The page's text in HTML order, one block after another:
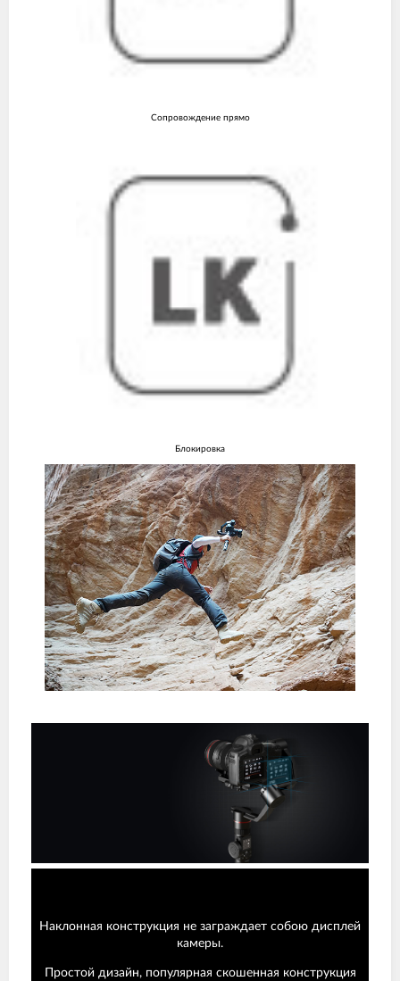
Сопровождение прямо
Блокировка
Наклонная конструкция не заграждает собою дисплей
камеры.
Простой дизайн, популярная скошенная конструкция